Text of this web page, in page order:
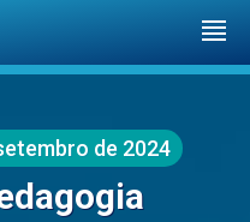
de 2024